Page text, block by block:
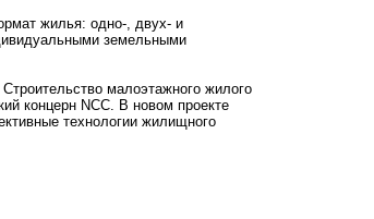
жилья: одно-, двух- и
земельными
малоэтажного жилого
концерн NCC. В новом проекте
технологии жилищного